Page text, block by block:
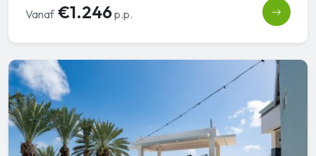
Vanaf€1.246p.p.